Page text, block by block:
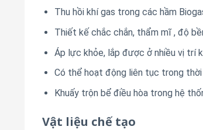
Thu hồi khí gas trong các hầm
Thiết kế chắc chắn, thẩm mĩ , độ
Áp lực khỏe, lắp được ở nhiều vị trí
Có thể hoạt động liên tục trong thời
Khuấy trộn bể điều hòa trong hệ
Vật liệu chế tạo